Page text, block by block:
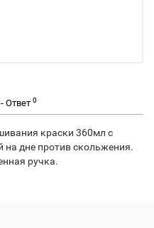
Ответ 0
краски 360мл с
на дне против скольжения.
ручка.